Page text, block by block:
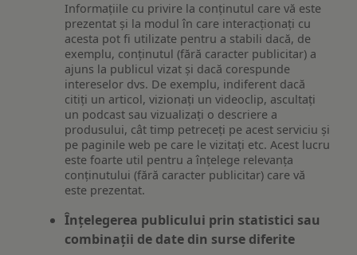
Informațiile cu privire la conținutul care vă este
prezentat și la modul în care interacționați cu
acesta pot fi utilizate pentru a stabili dacă, de
exemplu, conținutul (fără caracter publicitar) a
ajuns la publicul vizat și dacă corespunde
intereselor dvs. De exemplu, indiferent dacă
citiți un articol, vizionați un videoclip, ascultați
un podcast sau vizualizați o descriere a
produsului, cât timp petreceți pe acest serviciu și
pe paginile web pe care le vizitați etc. Acest lucru
este foarte util pentru a înțelege relevanța
conținutului (fără caracter publicitar) care vă
este prezentat.
Înțelegerea publicului prin statistici sau
combinații de date din surse diferite